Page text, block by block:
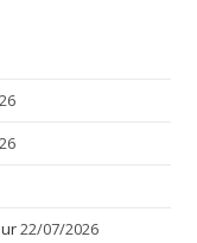
22/07/2026